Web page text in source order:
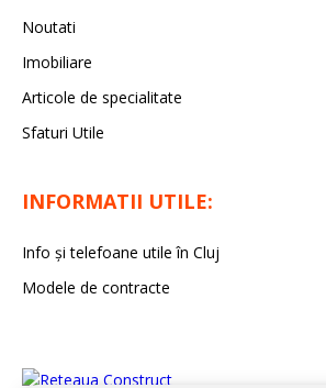
Noutati
Imobiliare
Articole de specialitate
Sfaturi Utile
INFORMATII UTILE:
Info și telefoane utile în Cluj
Modele de contracte